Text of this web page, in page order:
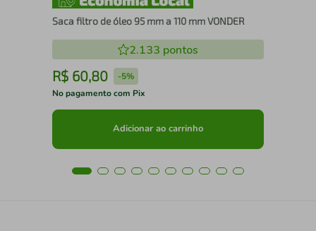
Saca filtro de óleo 95 mm a 110 mm VONDER
2.133 pontos
R$ 60,80 -5%
No pagamento com Pix
Adicionar ao carrinho